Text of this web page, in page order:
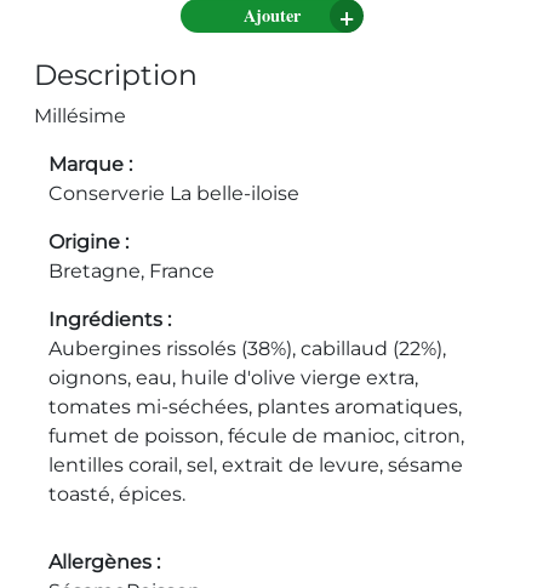
Ajouter
Description
Millésime
Marque
Conserverie La belle-iloise
Origine
Bretagne, France
Ingrédients
Aubergines rissolés (38%), cabillaud (22%),
oignons, eau, huile d'olive vierge extra,
tomates mi-séchées, plantes aromatiques,
fumet de poisson, fécule de manioc, citron,
lentilles corail, sel, extrait de levure, sésame
toasté, épices.
Allergènes